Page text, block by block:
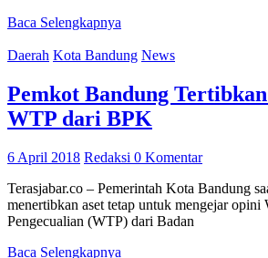
Baca Selengkapnya
Daerah Kota Bandung News
Pemkot Bandung
WTP dari BPK
6 April 2018 Redaksi 0 Komentar
Terasjabar.co – Pemerintah Kota Bandung
menertibkan aset tetap untuk mengejar opini
Pengecualian (WTP) dari Badan
Baca Selengkapnya